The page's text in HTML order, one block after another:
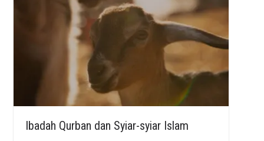
Ibadah Qurban dan Syiar-syiar Islam